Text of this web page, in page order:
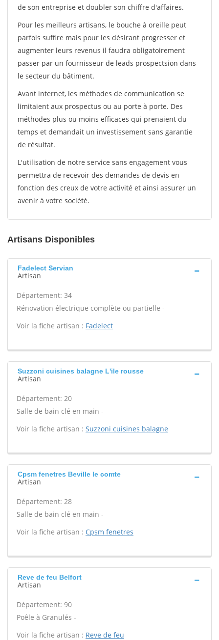
de son entreprise et doubler son chiffre d'affaires.
Pour les meilleurs artisans, le bouche à oreille peut
parfois suffire mais pour les désirant progresser et
augmenter leurs revenus il faudra obligatoirement
passer par un fournisseur de leads prospectsion dans
le secteur du bâtiment.
Avant internet, les méthodes de communication se
limitaient aux prospectus ou au porte à porte. Des
méthodes plus ou moins efficaces qui prenaient du
temps et demandait un investissement sans garantie
de résultat.
L'utilisation de notre service sans engagement vous
permettra de recevoir des demandes de devis en
fonction des creux de votre activité et ainsi assurer un
avenir à votre société.
Artisans Disponibles
Fadelect Servian
Artisan
Département: 34
Rénovation électrique complète ou partielle -
Voir la fiche artisan : Fadelect
Suzzoni cuisines balagne L'ile rousse
Artisan
Département: 20
Salle de bain clé en main -
Voir la fiche artisan : Suzzoni cuisines balagne
Cpsm fenetres Beville le comte
Artisan
Département: 28
Salle de bain clé en main -
Voir la fiche artisan : Cpsm fenetres
Reve de feu Belfort
Artisan
Département: 90
Poêle à Granulés -
Voir la fiche artisan : Reve de feu